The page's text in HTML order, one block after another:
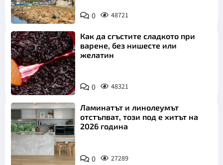
0 48721
Как да сгъстите сладкото при
варене, без нишесте или
желатин
0 48321
Ламинатът и линолеумът
отстъпват, този под е хитът на
2026 година
0 27289